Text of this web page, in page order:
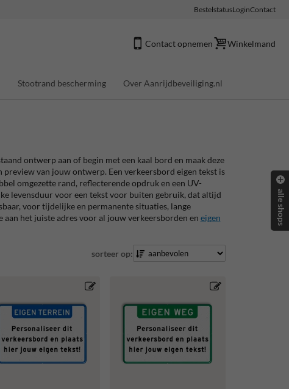
BestelstatusLoginContact
Contact opnemen Winkelmand
Stootrand bescherming Over Aanrijdbeveiliging.nl
ontwerp aan of begin met een kaal bord en maak deze
van jouw ontwerp. Een verkeersbord eigen tekst is
omgezette rand, reflecterende opdruk en een UV-
levensduur voor een tekst voor buiten gebruik, dat altijd
voor tijdelijke en permanente situaties, lange
het juiste adres voor al jouw verkeersborden en eigen
sorteer op:
alle shops